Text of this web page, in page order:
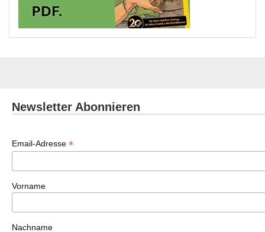
Newsletter Abonnieren
Email-Adresse *
Vorname
Nachname